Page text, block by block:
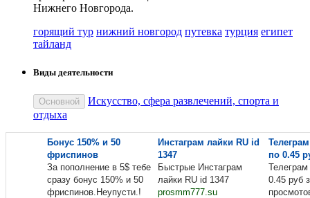
Нижнего Новгорода.
горящий тур нижний новгород путевка турция египет
тайланд
Виды деятельности
Основной
Искусство, сфера развлечений, спорта и
отдыха
Бонус 150% и 50
фриспинов
За пополнение в 5$ тебе
сразу бонус 150% и 50
фриспинов.Неупусти.!
Инстаграм лайки RU id
1347
Быстрые Инстаграм
лайки RU id 1347
prosmm777.su
по 0.45
0.45 руб